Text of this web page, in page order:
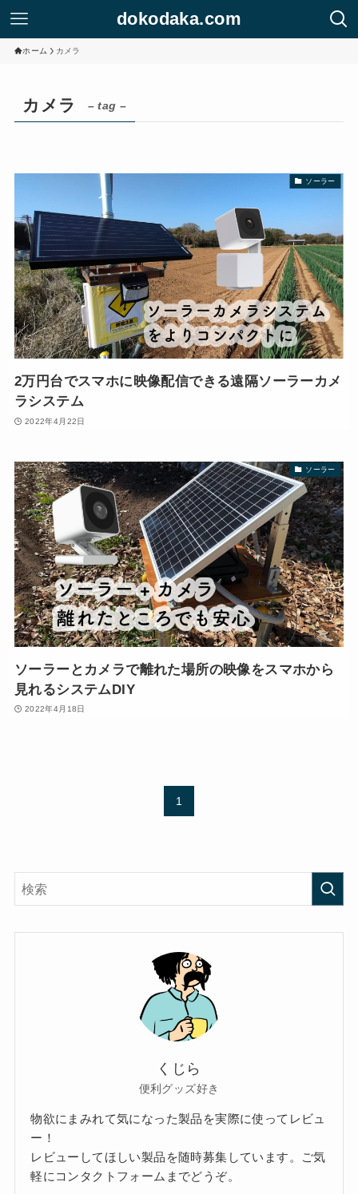
dokodaka.com
ホーム カメラ
カメラ – tag –
ソーラー
2万円台でスマホに映像配信できる遠隔ソーラーカメ
ラシステム
2022年4月22日
ソーラー
ソーラーとカメラで離れた場所の映像をスマホから
見れるシステムDIY
2022年4月18日
1
くじら
便利グッズ好き
物欲にまみれて気になった製品を実際に使ってレビュ
ー！
レビューしてほしい製品を随時募集しています。ご気
軽にコンタクトフォームまでどうぞ。